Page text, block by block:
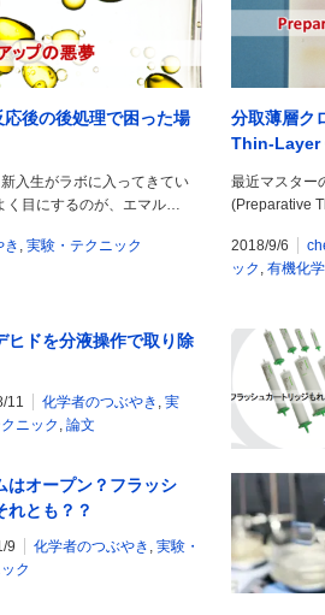
後の後処理で困った場
入生がラボに入ってきてい
く目にするのが、エマル…
き , 実験・テクニック
分取薄層ク
Thin-Layer
最近マスター
(Preparative
2018/9/6
ック , 有機化学
ヒドを分液操作で取り除
11 化学者のつぶやき , 実
ニック , 論文
はオープン？フラッシ
れとも？？
9 化学者のつぶやき , 実験・
ク